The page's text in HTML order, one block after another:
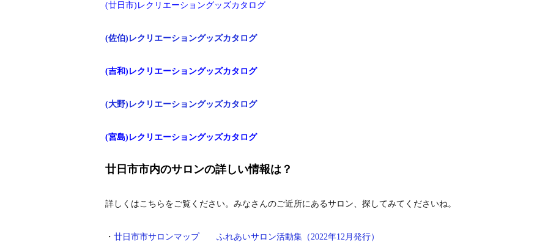
(廿日市)レクリエーショングッズカタログ
(佐伯)レクリエーショングッズカタログ
(吉和)レクリエーショングッズカタログ
(大野)レクリエーショングッズカタログ
(宮島)レクリエーショングッズカタログ
廿日市市内のサロンの詳しい情報は？
詳しくはこちらをご覧ください。みなさんのご近所にあるサロン、探してみてくださいね。
・ 廿日市市サロンマップ ふれあいサロン活動集（2022年12月発行）